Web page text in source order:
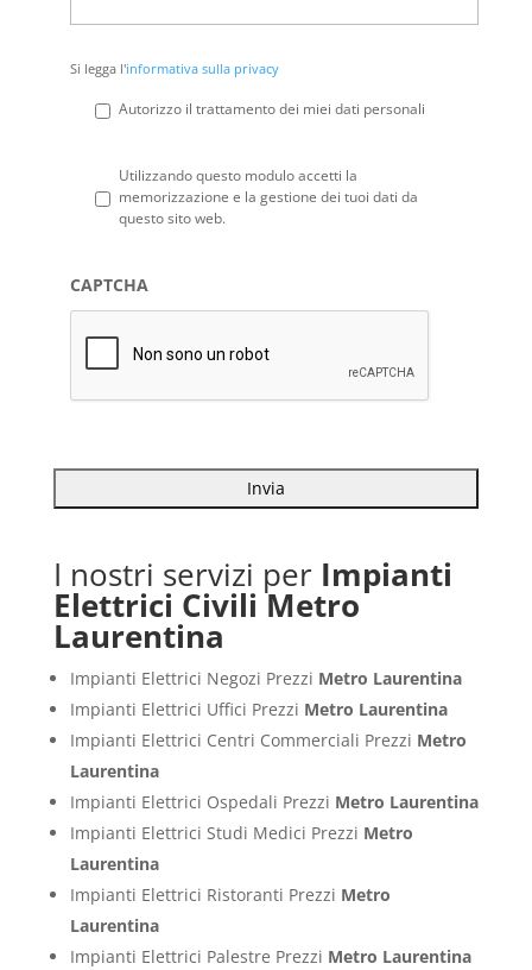
Si
legga
l'informativa
Si legga l'informativa sulla privacy
Autorizzo il trattamento dei miei dati personali
Privacy *
Utilizzando questo modulo accetti la
memorizzazione e la gestione dei tuoi dati da
questo sito web.
CAPTCHA
I nostri servizi per Impianti
Elettrici Civili Metro
Laurentina
Impianti Elettrici Negozi Prezzi Metro Laurentina
Impianti Elettrici Uffici Prezzi Metro Laurentina
Impianti Elettrici Centri Commerciali Prezzi Metro
Laurentina
Impianti Elettrici Ospedali Prezzi Metro Laurentina
Impianti Elettrici Studi Medici Prezzi Metro
Laurentina
Impianti Elettrici Ristoranti Prezzi Metro
Laurentina
Impianti Elettrici Palestre Prezzi Metro Laurentina